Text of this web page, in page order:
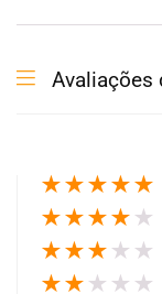
Avaliações
★★★★★
★★★★ ★
★★★ ★ ★
★★ ★ ★ ★